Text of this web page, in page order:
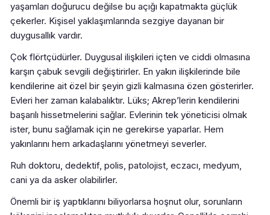
yaşamları doğurucu değilse bu açığı kapatmakta güçlük
çekerler. Kişisel yaklaşımlarında sezgiye dayanan bir
duygusallık vardır.
Çok flörtçüdürler. Duygusal ilişkileri içten ve ciddi olmasına
karşın çabuk sevgili değiştirirler. En yakın ilişkilerinde bile
kendilerine ait özel bir şeyin gizli kalmasına özen gösterirler.
Evleri her zaman kalabalıktır. Lüks; Akrep’lerin kendilerini
başarılı hissetmelerini sağlar. Evlerinin tek yöneticisi olmak
ister, bunu sağlamak için ne gerekirse yaparlar. Hem
yakınlarını hem arkadaşlarını yönetmeyi severler.
Ruh doktoru, dedektif, polis, patolojist, eczacı, medyum,
cani ya da asker olabilirler.
Önemli bir iş yaptıklarını biliyorlarsa hoşnut olur, sorunların